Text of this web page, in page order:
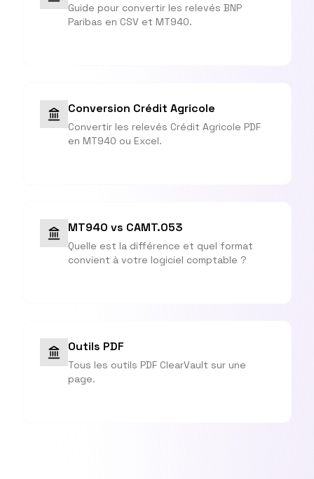
Guide pour convertir les relevés BNP
Paribas en CSV et MT940.
Conversion Crédit Agricole
Convertir les relevés Crédit Agricole PDF
en MT940 ou Excel.
MT940 vs CAMT.053
Quelle est la différence et quel format
convient à votre logiciel comptable ?
Outils PDF
Tous les outils PDF ClearVault sur une
page.